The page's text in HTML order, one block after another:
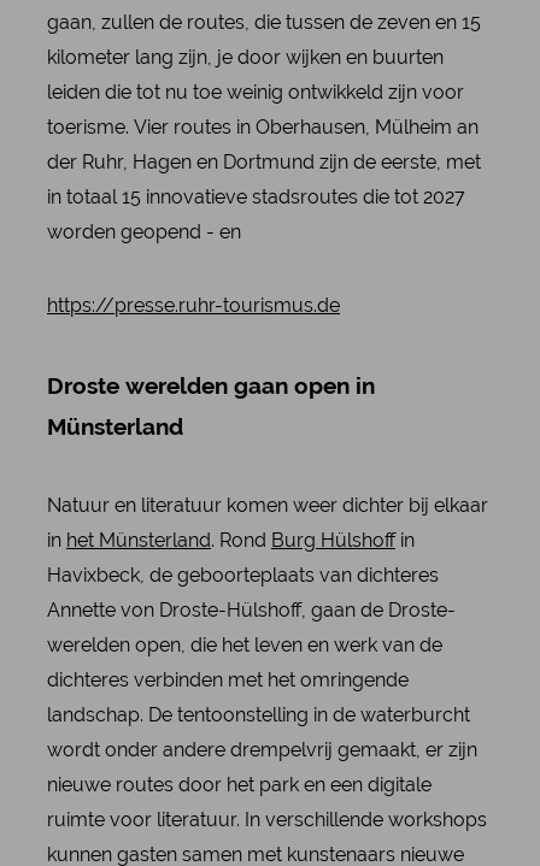
gaan, zullen de routes, die tussen de zeven en 15
kilometer lang zijn, je door wijken en buurten
leiden die tot nu toe weinig ontwikkeld zijn voor
toerisme. Vier routes in Oberhausen, Mülheim an
der Ruhr, Hagen en Dortmund zijn de eerste, met
in totaal 15 innovatieve stadsroutes die tot 2027
worden geopend - en
https://presse.ruhr-tourismus.de
Droste werelden gaan open in
Münsterland
Natuur en literatuur komen weer dichter bij elkaar
in het Münsterland. Rond Burg Hülshoffin
Havixbeck, de geboorteplaats van dichteres
Annette von Droste-Hülshoff, gaan de Droste-
werelden open, die het leven en werk van de
dichteres verbinden met het omringende
landschap. De tentoonstelling in de waterburcht
wordt onder andere drempelvrij gemaakt, er zijn
nieuwe routes door het park en een digitale
ruimte voor literatuur. In verschillende workshops
kunnen gasten samen met kunstenaars nieuwe